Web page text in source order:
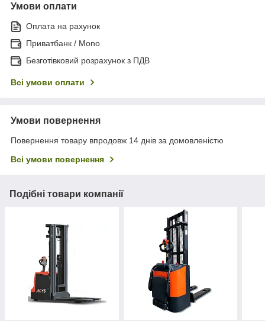
Умови оплати
Оплата на рахунок
Приватбанк / Mono
Безготівковий розрахунок з ПДВ
Всі умови оплати
Умови повернення
Повернення товару впродовж 14 днів за домовленістю
Всі умови повернення
Подібні товари компанії